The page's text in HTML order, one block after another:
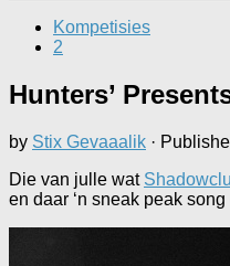
Kompetisies
2
Hunters’
by Stix Gevaaalik ·
Die van julle wat
en daar ‘n sneak peak